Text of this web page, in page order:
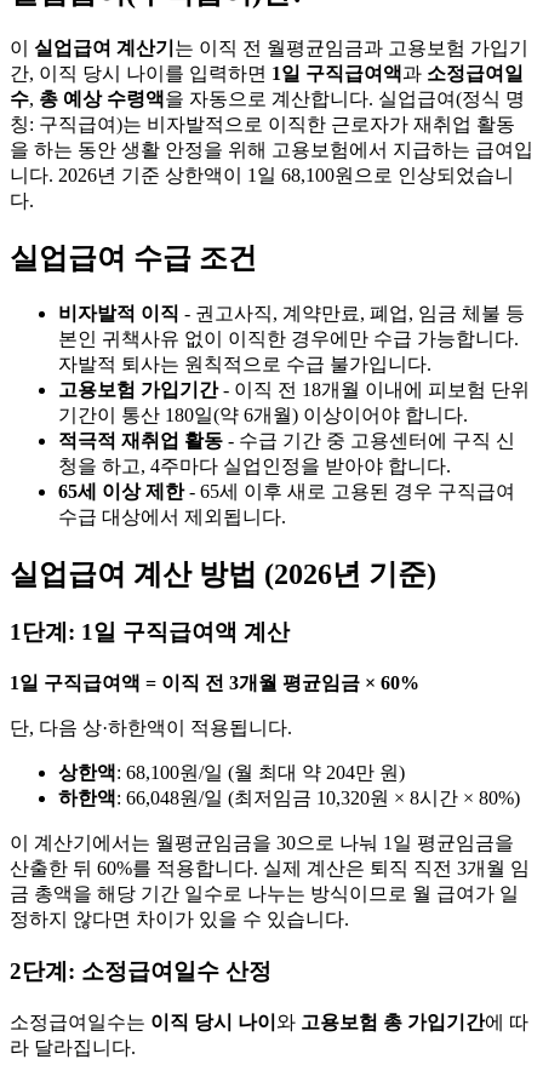
이 실업급여 계산기 는 이직 전 월평균임금과 고용보험 가입기
간, 이직 당시 나이를 입력하면 1일 구직급여액과 소정급여일
수, 총 예상 수령액을 자동으로 계산합니다. 실업급여(정식 명
칭: 구직급여)는 비자발적으로 이직한 근로자가 재취업 활동
을 하는 동안 생활 안정을 위해 고용보험에서 지급하는 급여입
니다. 2026년 기준 상한액이 1일 68,100원으로 인상되었습니
다.
실업급여 수급 조건
비자발적 이직 - 권고사직, 계약만료, 폐업, 임금 체불 등
본인 귀책사유 없이 이직한 경우에만 수급 가능합니다.
자발적 퇴사는 원칙적으로 수급 불가입니다.
고용보험 가입기간- 이직 전 18개월 이내에 피보험 단위
기간이 통산 180일(약 6개월) 이상이어야 합니다.
적극적 재취업 활동 - 수급 기간 중 고용센터에 구직 신
청을 하고, 4주마다 실업인정을 받아야 합니다.
65세 이상 제한- 65세 이후 새로 고용된 경우 구직급여
수급 대상에서 제외됩니다.
실업급여 계산 방법 (2026년 기준)
1단계: 1일 구직급여액 계산
1일 구직급여액 = 이직 전 3개월 평균임금 × 60%
단, 다음 상·하한액이 적용됩니다.
상한액: 68,100원/일 (월 최대 약 204만 원)
하한액: 66,048원/일 (최저임금 10,320원 × 8시간 × 80%)
이 계산기에서는 월평균임금을 30으로 나눠 1일 평균임금을
산출한 뒤 60%를 적용합니다. 실제 계산은 퇴직 직전 3개월 임
금 총액을 해당 기간 일수로 나누는 방식이므로 월 급여가 일
정하지 않다면 차이가 있을 수 있습니다.
2단계: 소정급여일수 산정
소정급여일수는 이직 당시 나이 와 고용보험 총 가입기간에 따
라 달라집니다.